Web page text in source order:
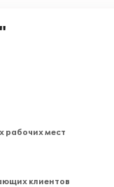
рабочих мест
клиентов